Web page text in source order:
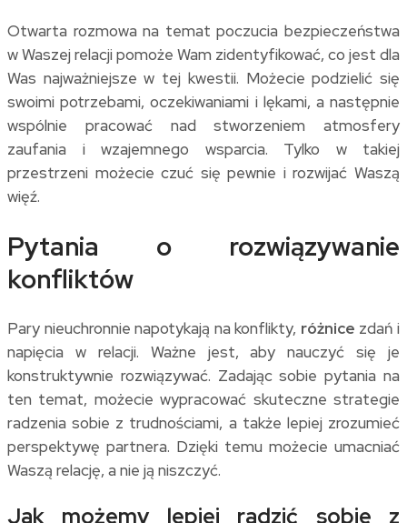
Otwarta rozmowa na temat poczucia bezpieczeństwa
w Waszej relacji pomoże Wam zidentyfikować, co jest dla
Was najważniejsze w tej kwestii. Możecie podzielić się
swoimi potrzebami, oczekiwaniami i lękami, a następnie
wspólnie pracować nad stworzeniem atmosfery
zaufania i wzajemnego wsparcia. Tylko w takiej
przestrzeni możecie czuć się pewnie i rozwijać Waszą
więź.
Pytania o rozwiązywanie
konfliktów
Pary nieuchronnie napotykają na konflikty, różnice zdań i
napięcia w relacji. Ważne jest, aby nauczyć się je
konstruktywnie rozwiązywać. Zadając sobie pytania na
ten temat, możecie wypracować skuteczne strategie
radzenia sobie z trudnościami, a także lepiej zrozumieć
perspektywę partnera. Dzięki temu możecie umacniać
Waszą relację, a nie ją niszczyć.
Jak możemy lepiej radzić sobie z